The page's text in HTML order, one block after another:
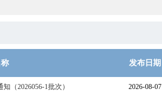
发布日期
（2026056-1批次） 2026-08-07